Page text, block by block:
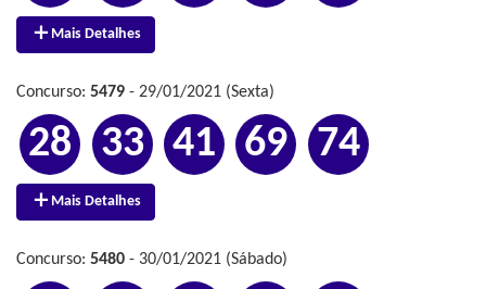
Mais Detalhes
Concurso: 5479 - 29/01/2021 (Sexta)
28 33 41 69 74
Mais Detalhes
Concurso: 5480 - 30/01/2021 (Sábado)